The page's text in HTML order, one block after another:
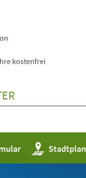
kostenfrei
Stadtplan
(Öffnet
in
einem